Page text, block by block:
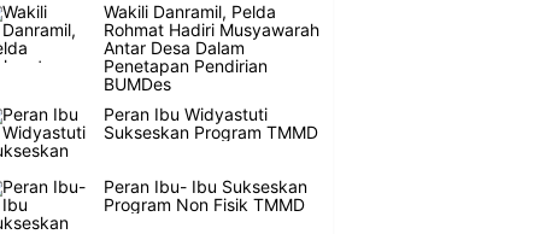
Wakili Danramil, Pelda
Rohmat Hadiri Musyawarah
Antar Desa Dalam
Penetapan Pendirian
BUMDes
Peran Ibu Widyastuti
Sukseskan Program TMMD
Peran Ibu- Ibu Sukseskan
Program Non Fisik TMMD